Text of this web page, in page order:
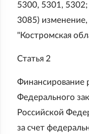
5300, 5301,
3085) изменение,
"Костромская
Статья 2
Финансирование
Федерального
Российской
за счет